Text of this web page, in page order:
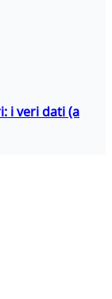
i veri dati (a